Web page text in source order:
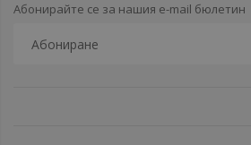
Абонирайте се за нашия e-mail бюлетин